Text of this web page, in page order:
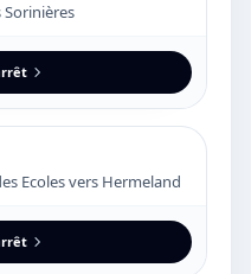
Sorinières
Ecoles vers Hermeland